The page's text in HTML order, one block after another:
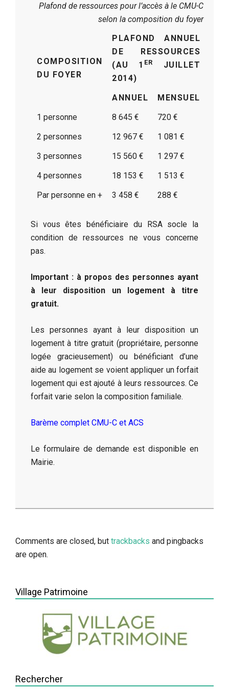
Plafond de ressources pour l’accès à le CMU-C
selon la composition du foyer
COMPOSITION
DU FOYER
PLAFOND ANNUEL
DE RESSOURCES
(AU 1 ER
JUILLET
2014)
ANNUEL
MENSUEL
1 personne
8 645 €
720 €
2 personnes
12 967 €
1 081 €
3 personnes
15 560 €
1 297 €
4 personnes
18 153 €
1 513 €
Par personne en +
3 458 € 288 €
Si vous êtes bénéficiaire du RSA socle la
condition de ressources ne vous concerne
pas.
Important : à propos des personnes ayant
à leur disposition un logement à titre
gratuit.
Les personnes ayant à leur disposition un
logement à titre gratuit (propriétaire, personne
logée gracieusement) ou bénéficiant d’une
aide au logement se voient appliquer un forfait
logement qui est ajouté à leurs ressources. Ce
forfait varie selon la composition familiale.
Barème complet CMU-C et ACS
Le formulaire de demande est disponible en
Mairie.
2014-
Comments are closed, but trackbacks and pingbacks
are open.
Village Patrimoine
Rechercher